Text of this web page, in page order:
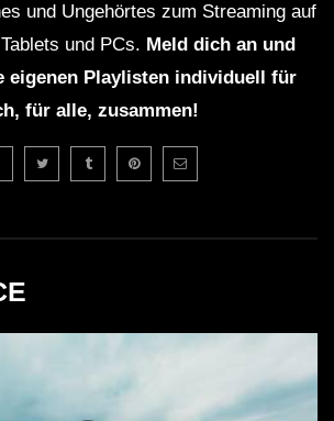
und Ungehörtes zum Streaming auf
und PCs. Meld dich an und
eigenen Playlisten individuell für
für alle, zusammen!